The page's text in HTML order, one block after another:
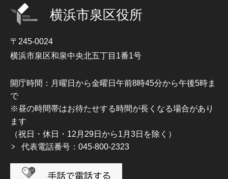
横浜市泉区役所
〒245-0024
横浜市泉区和泉中央北五丁目1番1号
開庁時間：月曜日から金曜日午前8時45分から午後5時ま
で
※昼の時間帯はお待たせする時間が長くなる場合があり
ます
（祝日・休日・12月29日から1月3日を除く）
代表電話番号：045-800-2323